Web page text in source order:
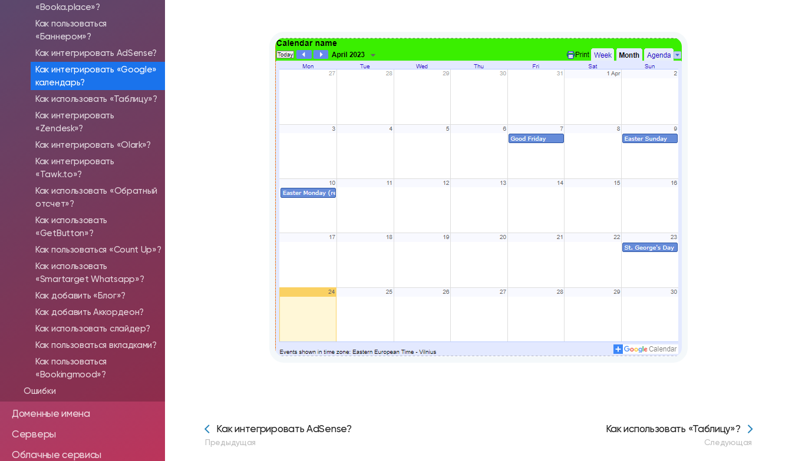
«Booka.place»?
Как пользоваться
«Баннером»?
Как интегрировать AdSense?
Как интегрировать «Google»
календарь?
Как использовать «Таблицу»?
Как интегрировать
«Zendesk»?
Как интегрировать «Olark»?
Как интегрировать
«Tawk.to»?
Как использовать «Обратный
отсчет»?
Как использовать
«GetButton»?
Как пользоваться «Count Up»?
Как использовать
«Smartarget Whatsapp»?
Как добавить «Блог»?
Как добавить Аккордеон?
Как использовать слайдер?
Как пользоваться вкладками?
Как пользоваться
«Bookingmood»?
Ошибки
Доменные имена
Серверы
Облачные сервисы
Как интегрировать AdSense?
Предыдущая
Как использовать «Таблицу»?
Следующая